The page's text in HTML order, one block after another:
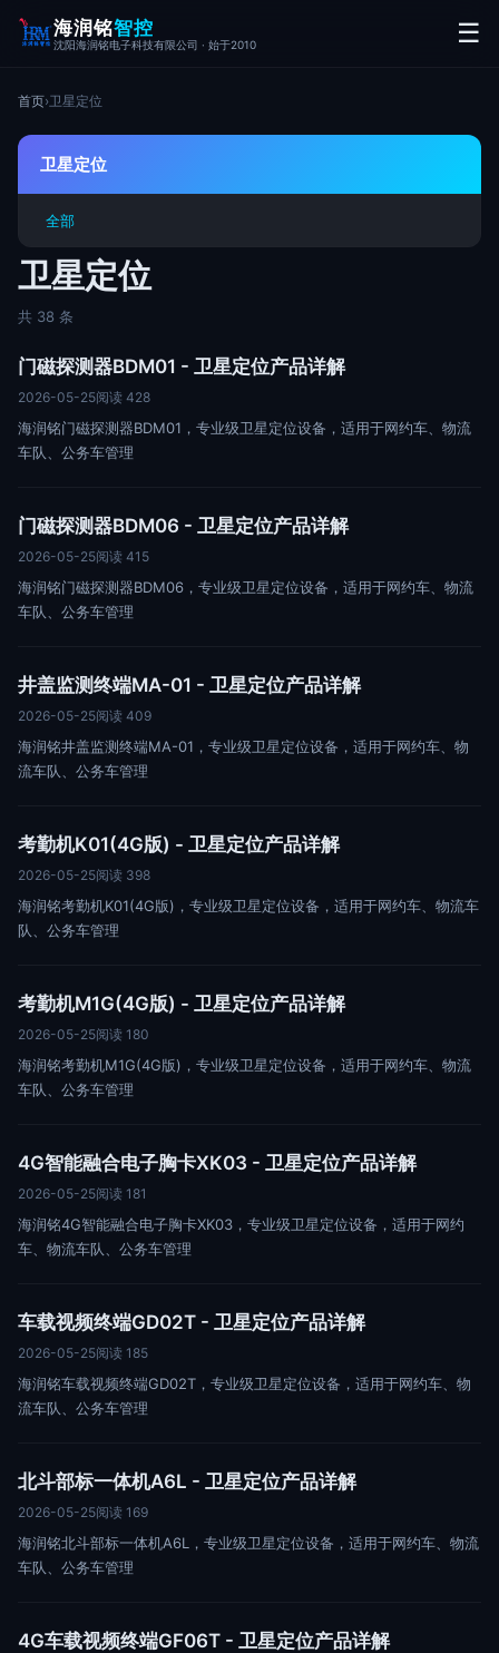
海润铭智控
沈阳海润铭电子科技有限公司 · 始于2010 ☰
首页›卫星定位
卫星定位
全部
卫星定位
共 38 条
门磁探测器BDM01 - 卫星定位产品详解
2026-05-25阅读 428
海润铭门磁探测器BDM01，专业级卫星定位设备，适用于网约车、物流
车队、公务车管理
门磁探测器BDM06 - 卫星定位产品详解
2026-05-25阅读 415
海润铭门磁探测器BDM06，专业级卫星定位设备，适用于网约车、物流
车队、公务车管理
井盖监测终端MA-01 - 卫星定位产品详解
2026-05-25阅读 409
海润铭井盖监测终端MA-01，专业级卫星定位设备，适用于网约车、物
流车队、公务车管理
考勤机K01(4G版) - 卫星定位产品详解
2026-05-25阅读 398
海润铭考勤机K01(4G版)，专业级卫星定位设备，适用于网约车、物流车
队、公务车管理
考勤机M1G(4G版) - 卫星定位产品详解
2026-05-25阅读 180
海润铭考勤机M1G(4G版)，专业级卫星定位设备，适用于网约车、物流
车队、公务车管理
4G智能融合电子胸卡XK03 - 卫星定位产品详解
2026-05-25阅读 181
海润铭4G智能融合电子胸卡XK03，专业级卫星定位设备，适用于网约
车、物流车队、公务车管理
车载视频终端GD02T - 卫星定位产品详解
2026-05-25阅读 185
海润铭车载视频终端GD02T，专业级卫星定位设备，适用于网约车、物
流车队、公务车管理
北斗部标一体机A6L - 卫星定位产品详解
2026-05-25阅读 169
海润铭北斗部标一体机A6L，专业级卫星定位设备，适用于网约车、物流
车队、公务车管理
4G车载视频终端GF06T - 卫星定位产品详解